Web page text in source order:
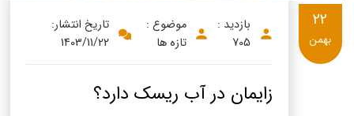
بازدید :
705
موضوع :
تازه ها
تاریخ انتشار:
1403/11/22
زایمان در آب ریسک دارد؟
22
بهمن